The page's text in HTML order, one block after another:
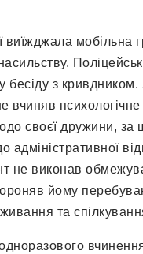
виїжджала мобільна
бесіду з кривдником.
вчиняв
своєї дружини, за
адміністративної
не виконав
йому
та